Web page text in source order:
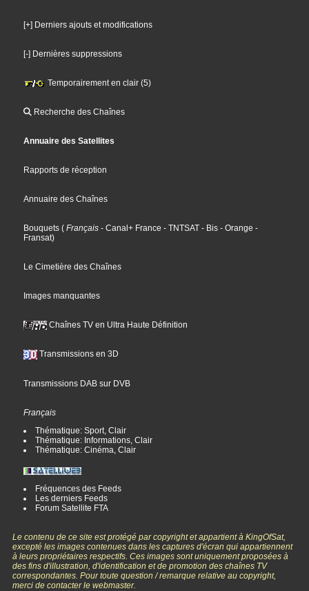
[+] Derniers ajouts et modifications
[-] Dernières suppressions
Temporairement en clair (5)
Recherche des Chaînes
Annuaire des Satellites
Rapports de réception
Annuaire des Chaînes
Bouquets ( Français - Canal+ France - TNTSAT - Bis - Orange -
Fransat)
Le Cimetière des Chaînes
Images manquantes
Chaînes TV en Ultra Haute Définition
Transmissions en 3D
Transmissions DAB sur DVB
Français
Thématique: Sport, Clair
Thématique: Informations, Clair
Thématique: Cinéma, Clair
Fréquences des Feeds
Les derniers Feeds
Forum Satellite FTA
Le contenu de ce site est protégé par copyright et appartient à KingOfSat,
excepté les images contenues dans les captures d'écran qui appartiennent
à leurs propriétaires respectifs. Ces images sont uniquement proposées à
des fins d'illustration, d'identification et de promotion des chaînes TV
correspondantes. Pour toute question / remarque relative au copyright,
merci de contacter le webmaster.